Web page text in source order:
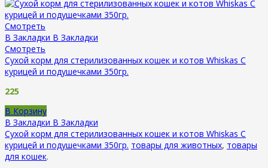
Смотреть
В Закладки В Закладки
Смотреть
Сухой корм для стерилизованных кошек и котов Whiskas С
курицей и подушечками 350гр.
225
В Корзину
В Закладки В Закладки
Сухой корм для стерилизованных кошек и котов Whiskas С
курицей и подушечками 350гр. товары для животных, товары
для кошек.